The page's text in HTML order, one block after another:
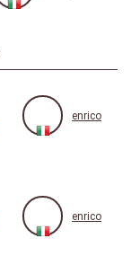
enrico
enrico